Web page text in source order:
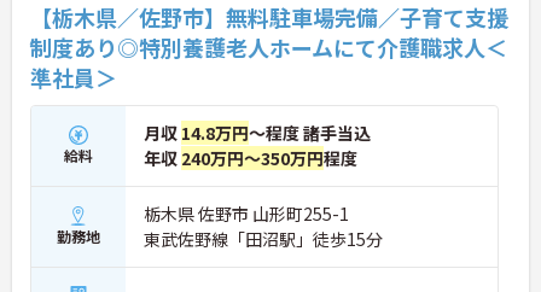
【栃木県／佐野市】無料駐車場完備／子育て支援
制度あり◎特別養護老人ホームにて介護職求人＜
準社員＞
給料
月収 14.8万円～程度 諸手当込
年収 240万円～350万円程度
勤務地
栃木県 佐野市 山形町255-1
東武佐野線「田沼駅」徒歩15分